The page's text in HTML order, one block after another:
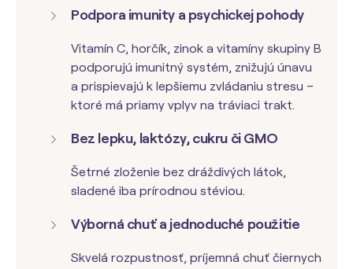
Podpora imunity a psychickej pohody
Vitamín C, horčík, zinok a vitamíny skupiny B
podporujú imunitný systém, znižujú únavu
a prispievajú k lepšiemu zvládaniu stresu –
ktoré má priamy vplyv na tráviaci trakt.
Bez lepku, laktózy, cukru či GMO
Šetrné zloženie bez dráždivých látok,
sladené iba prírodnou stéviou.
Výborná chuť a jednoduché použitie
Skvelá rozpustnosť, príjemná chuť čiernych